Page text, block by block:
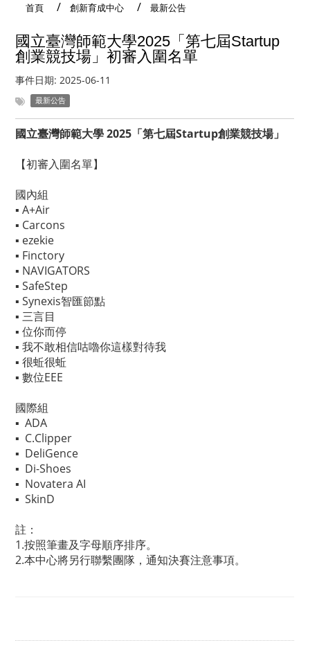
首頁 創新育成中心 最新公告
國立臺灣師範大學2025「第七屆Startup
創業競技場」初審入圍名單
事件日期: 2025-06-11
最新公告
國立臺灣師範大學 2025「第七屆Startup創業競技場」
【初審入圍名單】
國內組
▪️ A+Air
▪️ Carcons
▪️ ezekie
▪️ Finctory
▪️ NAVIGATORS
▪️ SafeStep
▪️ Synexis智匯節點
▪️ 三言目
▪️ 位你而停
▪️ 我不敢相信咕嚕你這樣對待我
▪️ 很蚯很蚯
▪️ 數位EEE
國際組
▪️ ADA
▪️ C.Clipper
▪️ DeliGence
▪️ Di-Shoes
▪️ Novatera AI
▪️ SkinD
註：
1.按照筆畫及字母順序排序。
2.本中心將另行聯繫團隊，通知決賽注意事項。